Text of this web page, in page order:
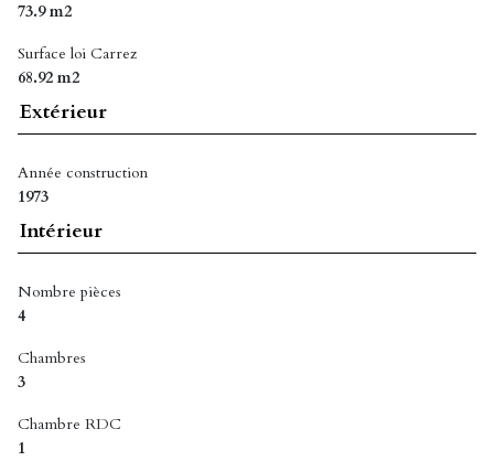
73.9 m2
Surface loi Carrez
68.92 m2
Extérieur
Année construction
1973
Intérieur
Nombre pièces
4
Chambres
3
Chambre RDC
1